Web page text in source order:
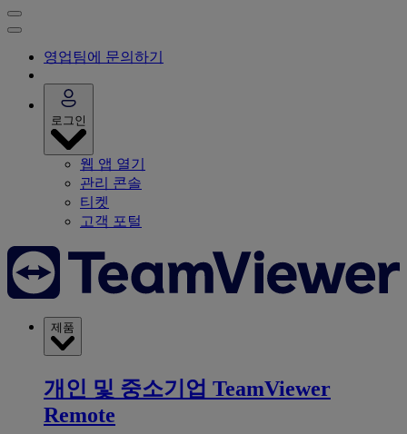
영업팀에 문의하기
로그인
웹 앱 열기
관리 콘솔
티켓
고객 포털
제품
개인 및 중소기업 TeamViewer
Remote